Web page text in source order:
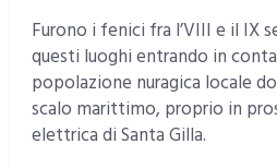
Furono i fenici fra l’VIII e il IX
questi luoghi entrando in
popolazione nuragica locale
scalo marittimo, proprio in
elettrica di Santa Gilla.